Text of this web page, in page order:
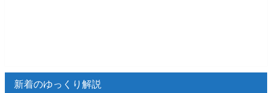
新着のゆっくり解説